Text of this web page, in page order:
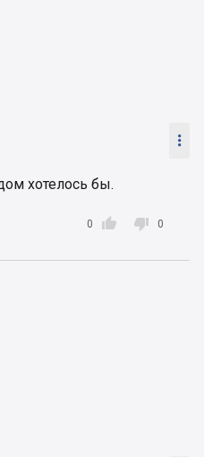

хотелось бы.

0  0